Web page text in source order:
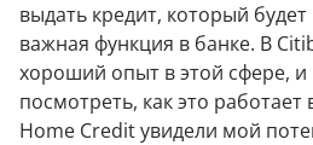
выдать кредит, который
важная функция в банке. В
хороший опыт в этой сфере,
посмотреть, как это работает
Home Credit увидели мой